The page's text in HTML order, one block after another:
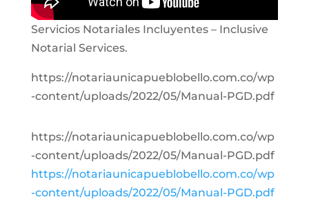
Servicios Notariales Incluyentes – Inclusive
Notarial Services.
https://notariaunicapueblobello.com.co/wp
-content/uploads/2022/05/Manual-PGD.pdf
https://notariaunicapueblobello.com.co/wp
-content/uploads/2022/05/Manual-PGD.pdf
https://notariaunicapueblobello.com.co/wp
-content/uploads/2022/05/Manual-PGD.pdf